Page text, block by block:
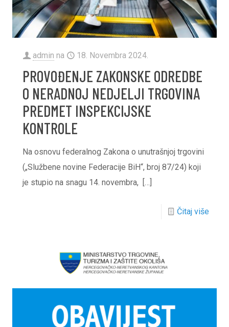
admin na 18. Novembra 2024.
PROVOĐENJE ZAKONSKE ODREDBE
O NERADNOJ NEDJELJI TRGOVINA
PREDMET INSPEKCIJSKE
KONTROLE
Na osnovu federalnog Zakona o unutrašnjoj trgovini
(„Službene novine Federacije BiH“, broj 87/24) koji
je stupio na snagu 14. novembra,
[…]
Čitaj više